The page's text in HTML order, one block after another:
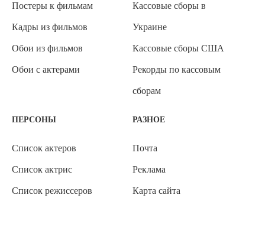
Постеры к фильмам
Кадры из фильмов
Обои из фильмов
Обои с актерами
Кассовые сборы в
Украине
Кассовые сборы США
Рекорды по кассовым
сборам
ПЕРСОНЫ
Список актеров
Список актрис
Список режиссеров
РАЗНОЕ
Почта
Реклама
Карта сайта